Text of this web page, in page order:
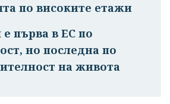
по високите етажи
е първа в ЕС по
но последна по
на живота